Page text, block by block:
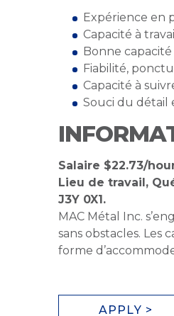
Expérience en
Capacité à
Bonne
Fiabilité,
Capacité à
Souci du détail
Salaire $22.73/
Lieu de travail,
J3Y 0X1.
MAC Métal Inc.
sans obstacles. Les
forme
APPLY >